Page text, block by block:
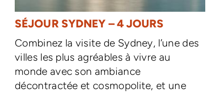
SÉJOUR SYDNEY – 4 JOURS
Combinez la visite de Sydney, l’une des
villes les plus agréables à vivre au
monde avec son ambiance
décontractée et cosmopolite, et une